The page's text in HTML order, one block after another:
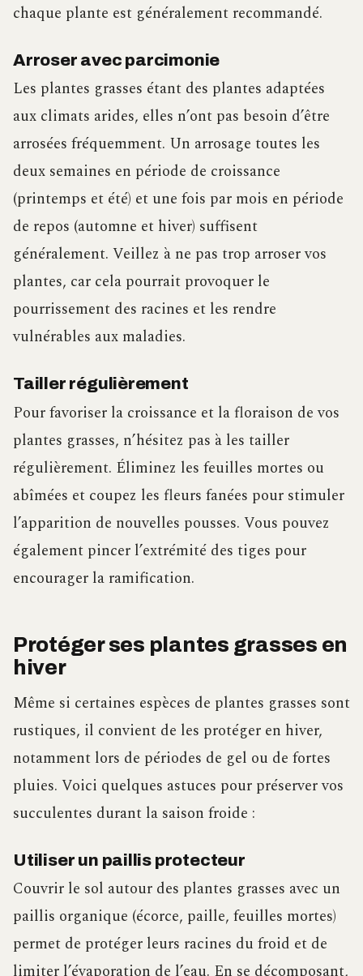
chaque plante est généralement recommandé.
Arroser avec parcimonie
Les plantes grasses étant des plantes adaptées
aux climats arides, elles n’ont pas besoin d’être
arrosées fréquemment. Un arrosage toutes les
deux semaines en période de croissance
(printemps et été) et une fois par mois en période
de repos (automne et hiver) suffisent
généralement. Veillez à ne pas trop arroser vos
plantes, car cela pourrait provoquer le
pourrissement des racines et les rendre
vulnérables aux maladies.
Tailler régulièrement
Pour favoriser la croissance et la floraison de vos
plantes grasses, n’hésitez pas à les tailler
régulièrement. Éliminez les feuilles mortes ou
abîmées et coupez les fleurs fanées pour stimuler
l’apparition de nouvelles pousses. Vous pouvez
également pincer l’extrémité des tiges pour
encourager la ramification.
Protéger ses plantes grasses en
hiver
Même si certaines espèces de plantes grasses sont
rustiques, il convient de les protéger en hiver,
notamment lors de périodes de gel ou de fortes
pluies. Voici quelques astuces pour préserver vos
succulentes durant la saison froide :
Utiliser un paillis protecteur
Couvrir le sol autour des plantes grasses avec un
paillis organique (écorce, paille, feuilles mortes)
permet de protéger leurs racines du froid et de